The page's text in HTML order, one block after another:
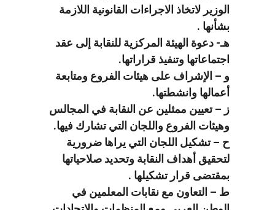
الوزير لاتخاذ الاجراءات القانونية اللازمة
بشأنها .
هـ- دعوة الهيئة المركزية للنقابة إلى عقد
اجتماعاتها وتنفيذ قراراتها.
و – الإشراف على هيئات الفروع ومتابعة
أعمالها وانشطتها.
ز – تعيين ممثلين عن النقابة في المجالس
وهيئات الفروع واللجان التي تشارك فيها.
ح – تشكيل اللجان التي يراها ضرورية
لتحقيق أهداف النقابة وتحديد صلاحياتها
بمقتضى قرار تشكيلها .
ط – التعاون مع نقابات المعلمين في